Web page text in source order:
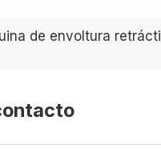
de envoltura retráctil